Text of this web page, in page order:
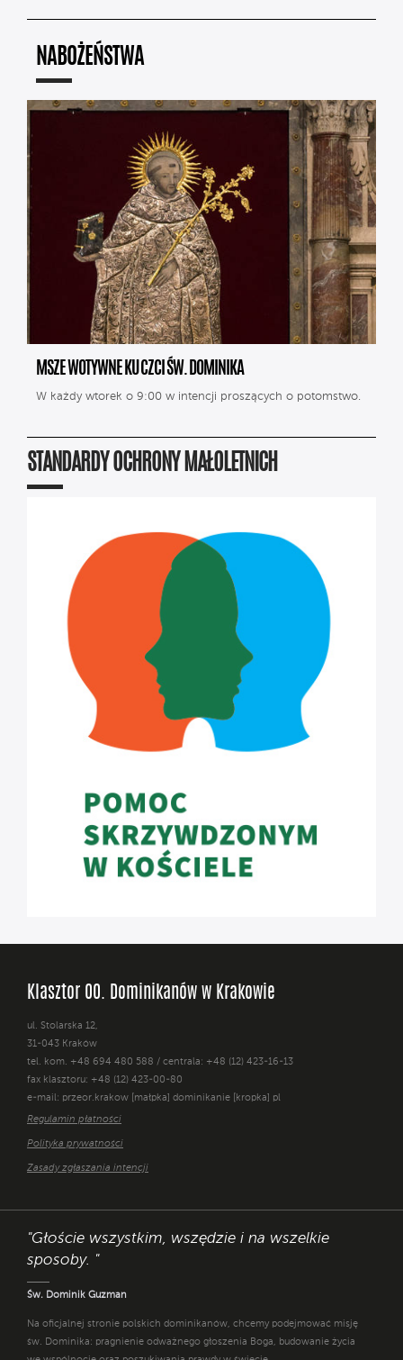
NABOŻEŃSTWA
MSZE WOTYWNE KU CZCI ŚW. DOMINIKA
W każdy wtorek o 9:00 w intencji proszących o potomstwo.
STANDARDY OCHRONY MAŁOLETNICH
Klasztor OO. Dominikanów w Krakowie
ul. Stolarska 12,
31-043 Kraków
tel. kom. +48 694 480 588 / centrala: +48 (12) 423-16-13
fax klasztoru: +48 (12) 423-00-80
e-mail: przeor.krakow [małpka] dominikanie [kropka] pl
Regulamin płatności
Polityka prywatności
Zasady zgłaszania intencji
"Głoście wszystkim, wszędzie i na wszelkie
sposoby. "
Św. Dominik Guzman
Na oficjalnej stronie polskich dominikanów, chcemy podejmować misję
św. Dominika: pragnienie odważnego głoszenia Boga, budowanie życia